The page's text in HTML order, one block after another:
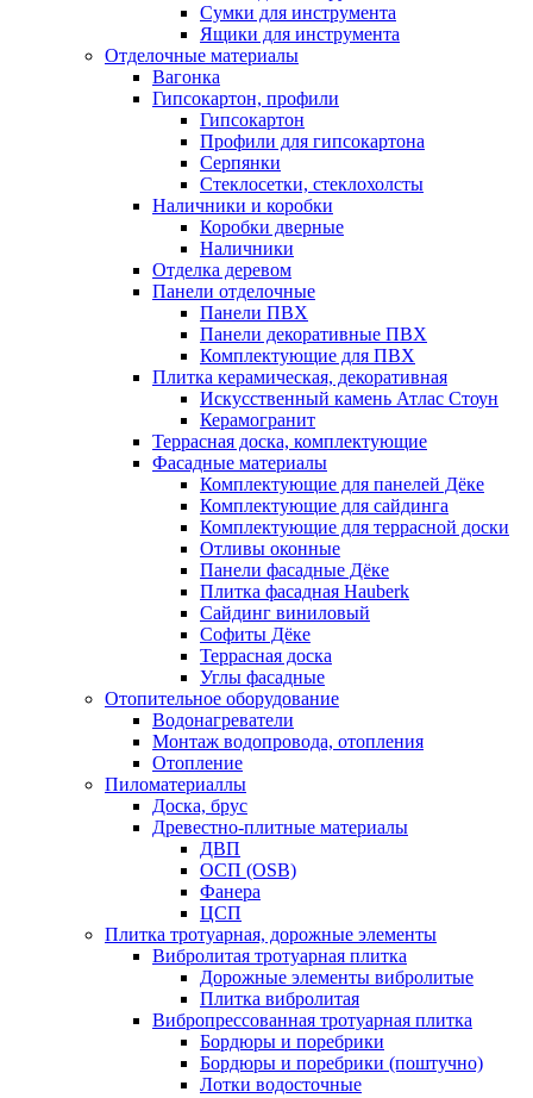
Сумки для инструмента
Ящики для инструмента
Отделочные материалы
Вагонка
Гипсокартон, профили
Гипсокартон
Профили для гипсокартона
Серпянки
Стеклосетки, стеклохолсты
Наличники и коробки
Коробки дверные
Наличники
Отделка деревом
Панели отделочные
Панели ПВХ
Панели декоративные ПВХ
Комплектующие для ПВХ
Плитка керамическая, декоративная
Искусственный камень Атлас Стоун
Керамогранит
Террасная доска, комплектующие
Фасадные материалы
Комплектующие для панелей Дёке
Комплектующие для сайдинга
Комплектующие для террасной доски
Отливы оконные
Панели фасадные Дёке
Плитка фасадная Hauberk
Сайдинг виниловый
Софиты Дёке
Террасная доска
Углы фасадные
Отопительное оборудование
Водонагреватели
Монтаж водопровода, отопления
Отопление
Пиломатериаллы
Доска, брус
Древестно-плитные материалы
ДВП
ОСП (OSB)
Фанера
ЦСП
Плитка тротуарная, дорожные элементы
Вибролитая тротуарная плитка
Дорожные элементы вибролитые
Плитка вибролитая
Вибропрессованная тротуарная плитка
Бордюры и поребрики
Бордюры и поребрики (поштучно)
Лотки водосточные